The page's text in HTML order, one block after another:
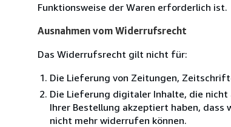
Funktionsweise der Waren erforderlich ist.
Ausnahmen vom Widerrufsrecht
Das Widerrufsrecht gilt nicht für:
Die Lieferung von Zeitungen,
Die Lieferung digitaler Inhalte, die nicht
Ihrer Bestellung akzeptiert haben, dass
nicht mehr widerrufen können.